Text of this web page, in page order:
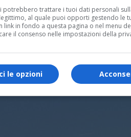
potrebbero trattare i tuoi dati personali
al quale puoi opporti gestendo le
link in fondo a questa pagina o nel menu
il consenso nelle impostazioni della
le opzioni